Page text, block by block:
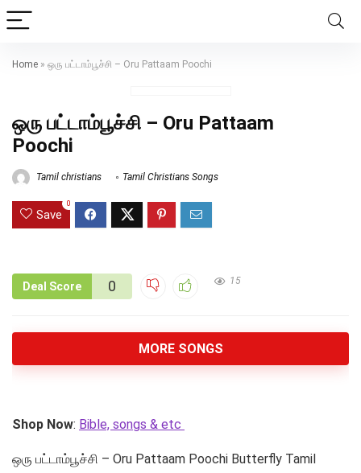
Home » ஒரு பட்டாம்பூச்சி – Oru Pattaam Poochi
ஒரு பட்டாம்பூச்சி – Oru Pattaam
Poochi
Tamil christians Tamil Christians Songs
Save
0
Deal Score 0 15
MORE SONGS
Shop Now: Bible, songs & etc
ஒரு பட்டாம்பூச்சி – Oru Pattaam Poochi Butterfly Tamil